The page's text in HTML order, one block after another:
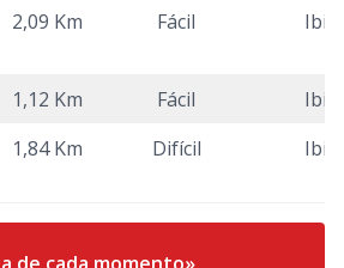
2,09 Km Fácil
1,12 Km Fácil
1,84 Km Difícil